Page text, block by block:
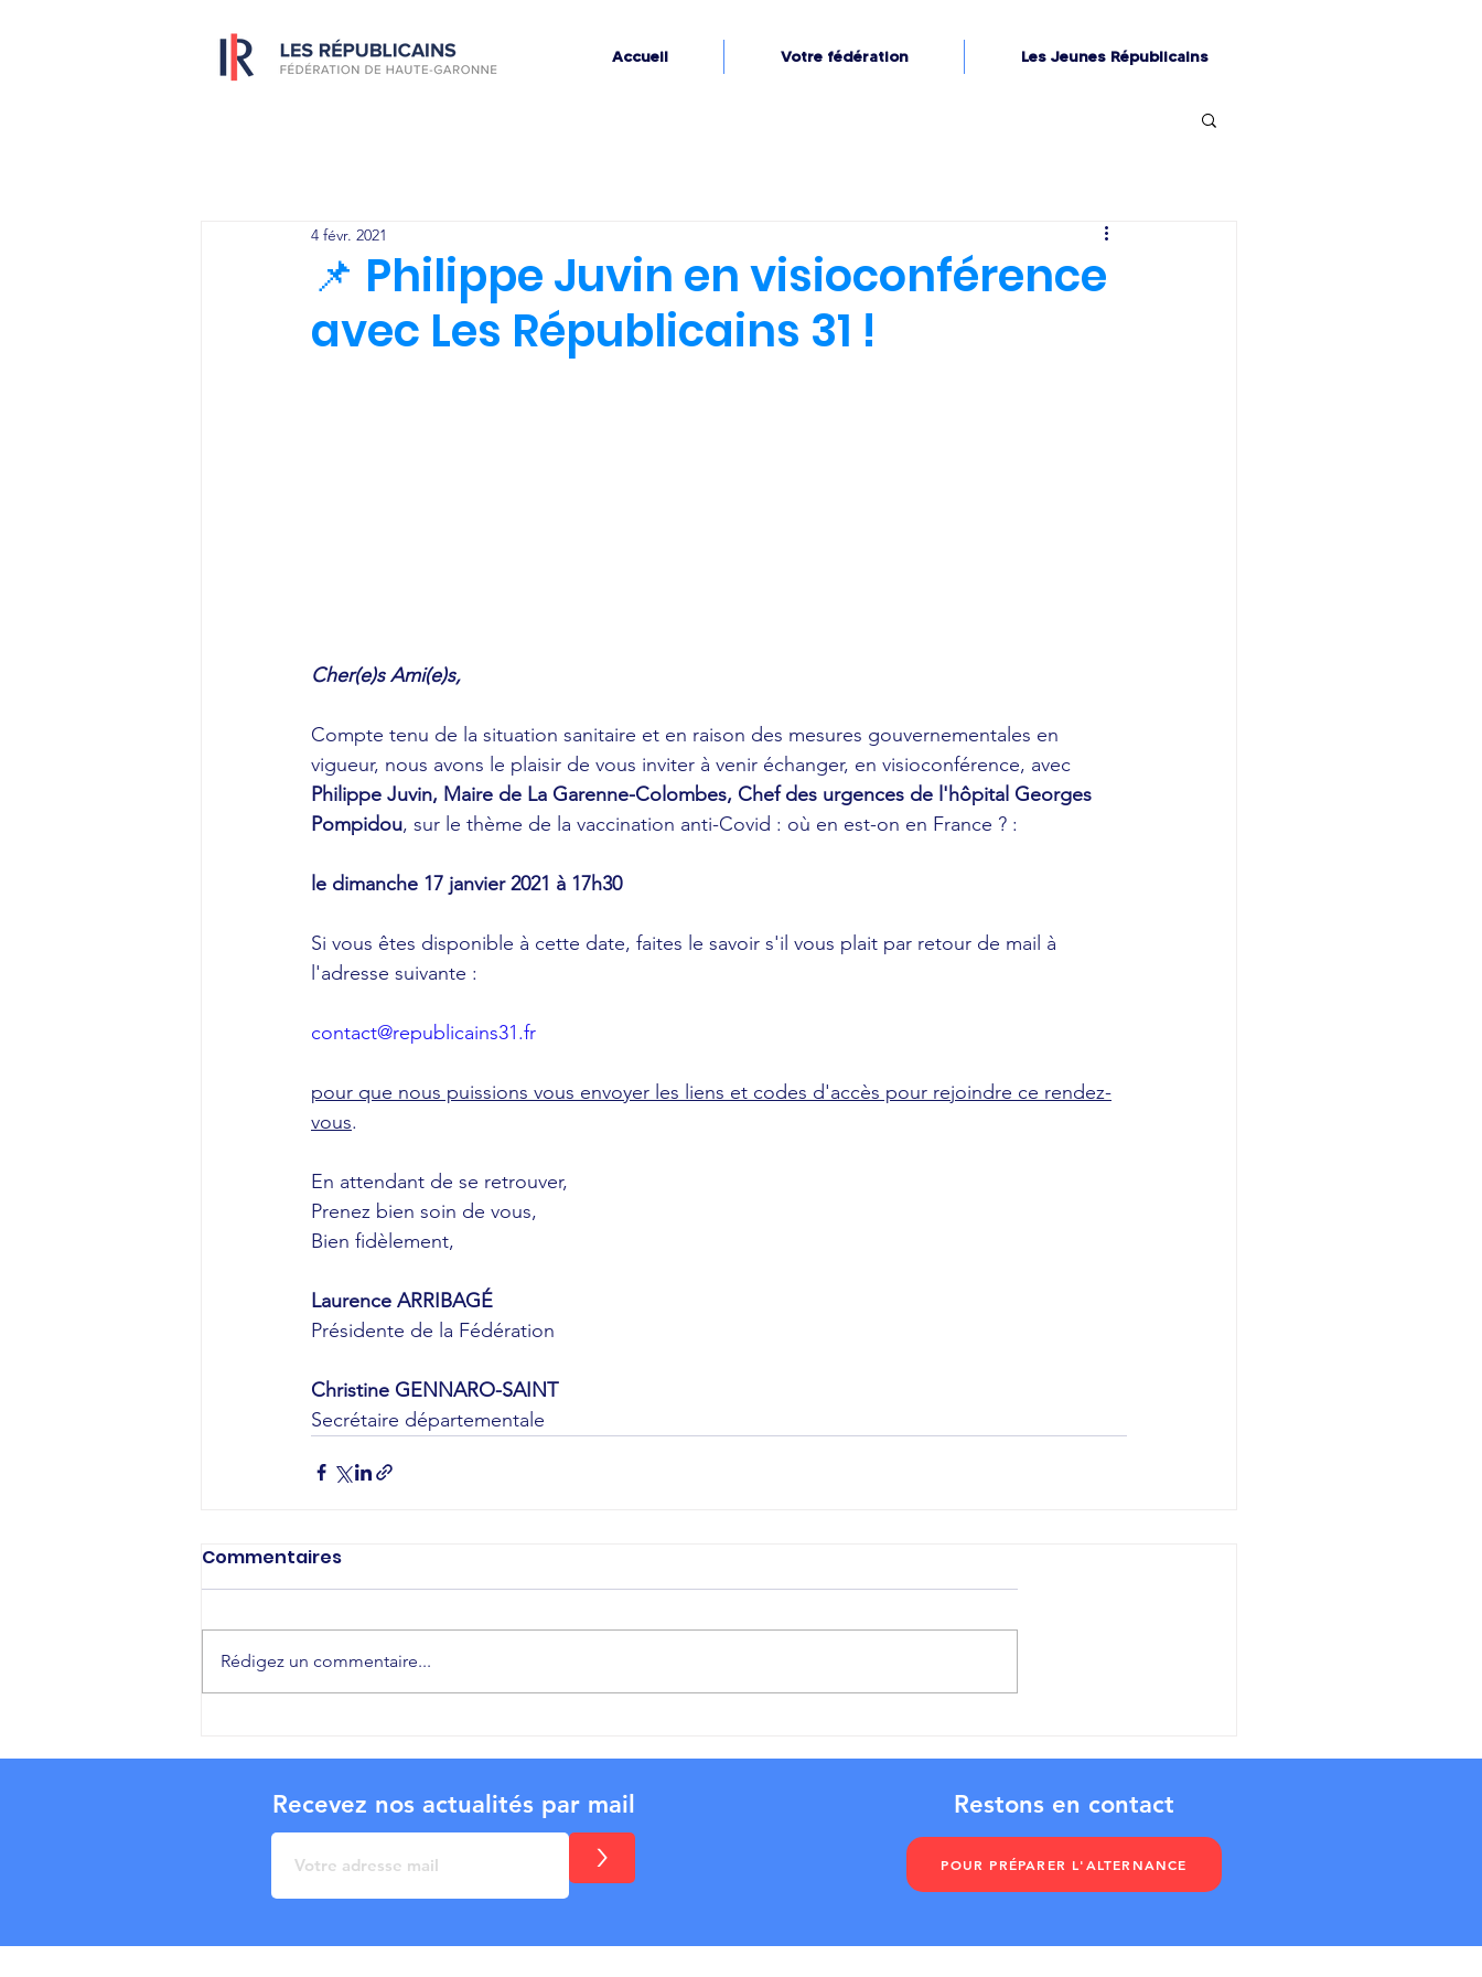
Accueil Votre fédération Les Jeunes Républicains
📌 Philippe Juvin en visioconférence
avec Les Républicains 31 !
4 févr. 2021
Cher(e)s Ami(e)s,
Compte tenu de la situation sanitaire et en raison des mesures gouvernementales en
vigueur, nous avons le plaisir de vous inviter à venir échanger, en visioconférence, avec
Philippe Juvin, Maire de La Garenne-Colombes, Chef des urgences de l'hôpital Georges
Pompidou, sur le thème de la vaccination anti-Covid : où en est-on en France ? :
le dimanche 17 janvier 2021 à 17h30
Si vous êtes disponible à cette date, faites le savoir s'il vous plait par retour de mail à
l'adresse suivante :
contact@republicains31.fr
pour que nous puissions vous envoyer les liens et codes d'accès pour rejoindre ce rendez-
vous.
En attendant de se retrouver,
Prenez bien soin de vous,
Bien fidèlement,
Laurence ARRIBAGÉ
Présidente de la Fédération
Christine GENNARO-SAINT
Secrétaire départementale
Commentaires
Rédigez un commentaire...
Recevez nos actualités par mail
>
Restons en contact
POUR PRÉPARER L'ALTERNANCE